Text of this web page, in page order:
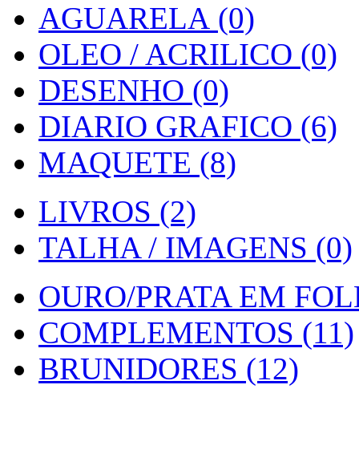
AGUARELA (0)
OLEO / ACRILICO (0)
DESENHO (0)
DIARIO GRAFICO (6)
MAQUETE (8)
LIVROS (2)
TALHA / IMAGENS (0)
OURO/PRATA EM
COMPLEMENTOS (11)
BRUNIDORES (12)